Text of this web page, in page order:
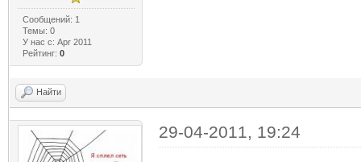
Сообщений: 1
Темы: 0
У нас с: Apr 2011
Рейтинг: 0
Найти
29-04-2011, 19:24